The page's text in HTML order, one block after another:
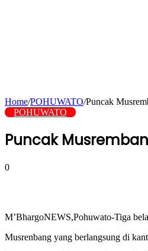
Home/POHUWATO/Puncak
POHUWATO
Puncak
0
M’BhargoNEWS,Pohuwato-Tiga
Musrenbang yang berlangsung di